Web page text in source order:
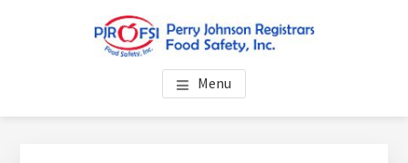
PJRFSI ITALIA
Perry Johnson Registrars Food Safety, Inc.
Menu